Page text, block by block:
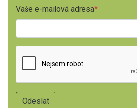
Vaše e-mailová adresa